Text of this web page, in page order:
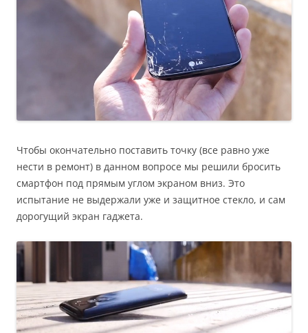
Чтобы окончательно поставить точку (все равно уже
нести в ремонт) в данном вопросе мы решили бросить
смартфон под прямым углом экраном вниз. Это
испытание не выдержали уже и защитное стекло, и сам
дорогущий экран гаджета.